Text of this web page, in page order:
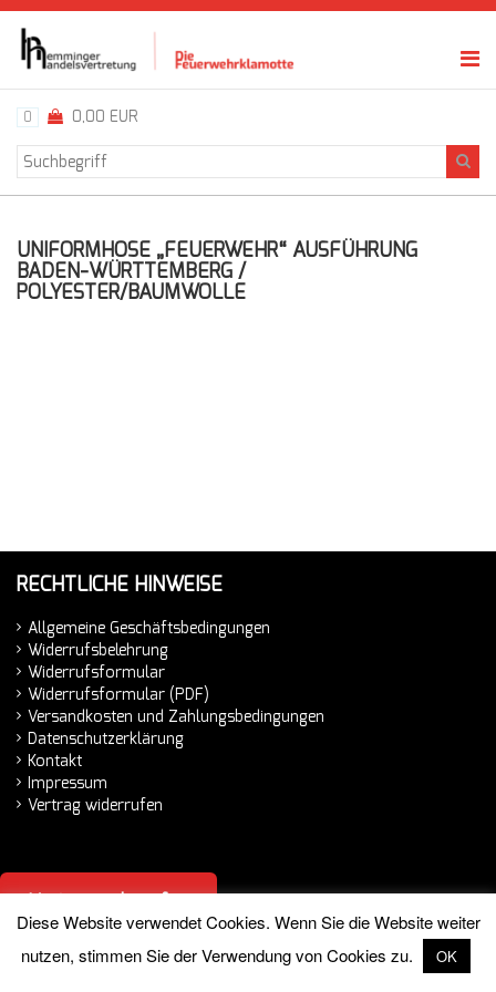
0 0,00 EUR
UNIFORMHOSE „FEUERWEHR“ AUSFÜHRUNG
BADEN-WÜRTTEMBERG /
POLYESTER/BAUMWOLLE
RECHTLICHE HINWEISE
Allgemeine Geschäftsbedingungen
Widerrufsbelehrung
Widerrufsformular
Widerrufsformular (PDF)
Versandkosten und Zahlungsbedingungen
Datenschutzerklärung
Kontakt
Impressum
Vertrag widerrufen
Vertrag widerrufen
© 2026 Hemminger Handelsvertretung
Diese Website verwendet Cookies. Wenn Sie die Website weiter
nutzen, stimmen Sie der Verwendung von Cookies zu.
OK